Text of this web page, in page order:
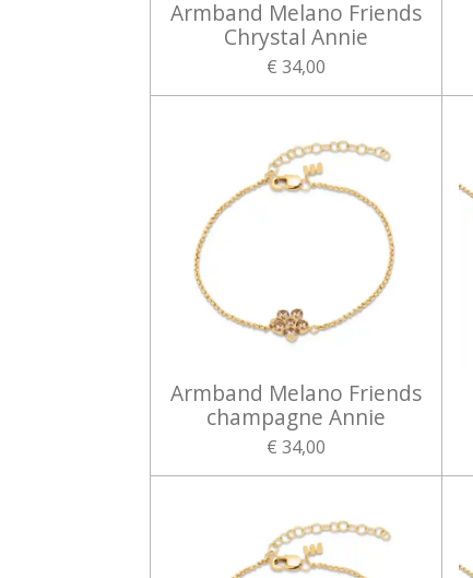
Armband Melano Friends
Chrystal Annie
€ 34,00
Armband Melano Friends
champagne Annie
€ 34,00